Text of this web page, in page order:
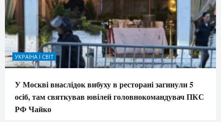
УКРАЇНА І СВІТ
У Москві внаслідок вибуху в ресторані загинули 5
осіб, там святкував ювілей головнокомандувач ПКС
РФ Чайко